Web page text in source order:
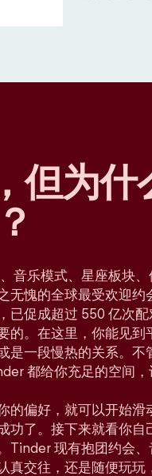
但为什
音乐模式、星座板块
无愧的全球最受欢迎约
已促成超过 550 亿次
的。在这里，你能见到
是一段慢热的关系。
都给你充足的空间，
的偏好，就可以开始
功了。接下来就看你自
Tinder 现有抱团约会
真交往，还是随便玩玩